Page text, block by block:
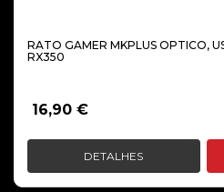
RATO GAMER MKPLUS OPTICO,
RX350
16,90 €
DETALHES